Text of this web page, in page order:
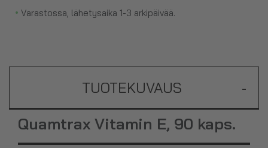
• Varastossa, lähetysaika 1-3 arkipäivää.
TUOTEKUVAUS -
Quamtrax Vitamin E, 90 kaps.